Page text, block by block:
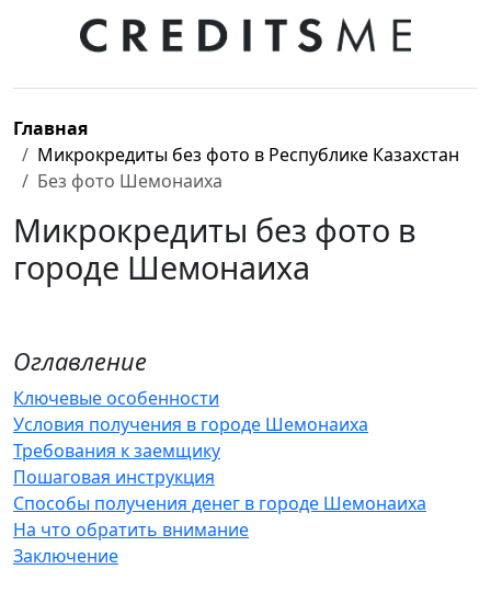
Главная
Микрокредиты без фото в Республике Казахстан
Без фото Шемонаиха
Микрокредиты без фото в
городе Шемонаиха
Оглавление
Ключевые особенности
Условия получения в городе Шемонаиха
Требования к заемщику
Пошаговая инструкция
Способы получения денег в городе Шемонаиха
На что обратить внимание
Заключение